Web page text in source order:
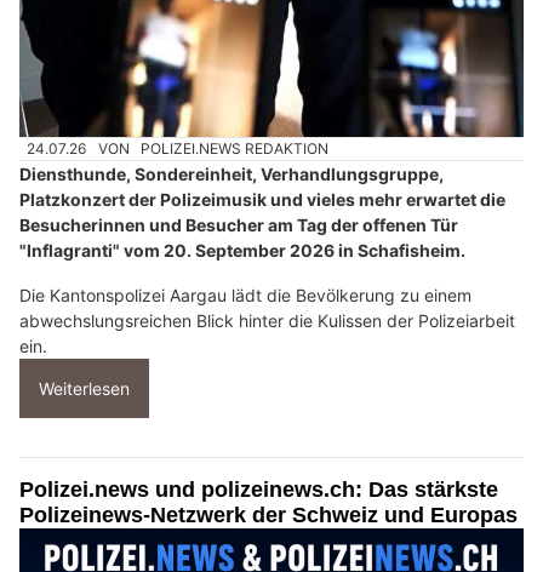
24.07.26 VON POLIZEI.NEWS REDAKTION
Diensthunde, Sondereinheit, Verhandlungsgruppe,
Platzkonzert der Polizeimusik und vieles mehr erwartet die
Besucherinnen und Besucher am Tag der offenen Tür
"Inflagranti" vom 20. September 2026 in Schafisheim.
Die Kantonspolizei Aargau lädt die Bevölkerung zu einem
abwechslungsreichen Blick hinter die Kulissen der Polizeiarbeit
ein.
Weiterlesen
Polizei.news und polizeinews.ch: Das stärkste
Polizeinews-Netzwerk der Schweiz und Europas